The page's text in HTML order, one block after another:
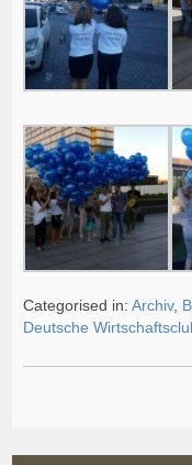
Categorised in:Archiv,
Deutsche